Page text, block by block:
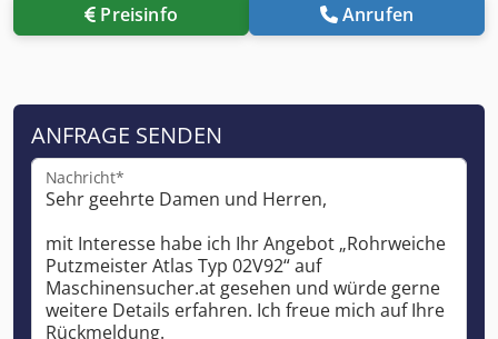
Preisinfo Anrufen
ANFRAGE SENDEN
Nachricht*